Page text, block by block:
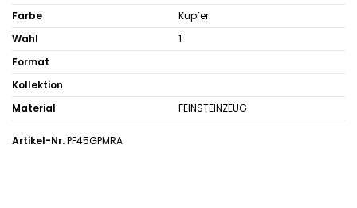
Farbe
Kupfer
Wahl
1
Format
Kollektion
Material
FEINSTEINZEUG
Artikel-Nr.PF45GPMRA